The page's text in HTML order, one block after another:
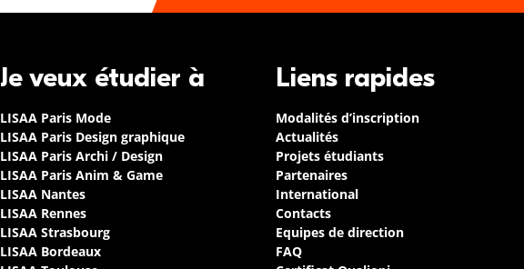
Je veux étudier à
LISAA Paris Mode
LISAA Paris Design graphique
LISAA Paris Archi / Design
LISAA Paris Anim & Game
LISAA Nantes
LISAA Rennes
LISAA Strasbourg
LISAA Bordeaux
Liens rapides
Modalités d’inscription
Actualités
Projets étudiants
Partenaires
International
Contacts
Equipes de direction
FAQ